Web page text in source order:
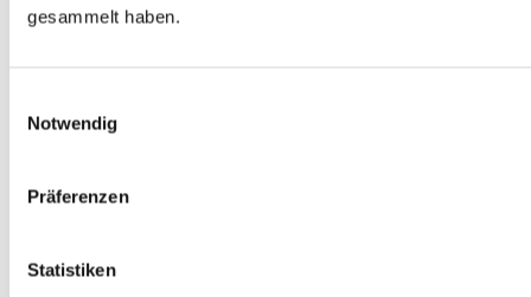
gesammelt haben.
Notwendig
Präferenzen
Statistiken